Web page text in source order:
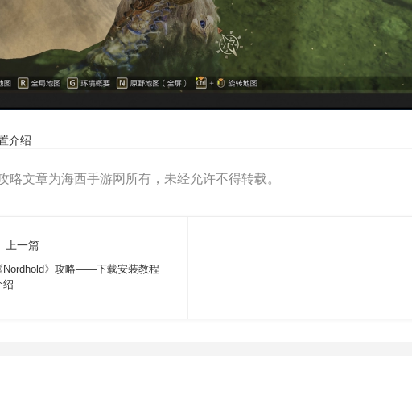
介绍
略文章为海西手游网所有，未经允许不得转载。
上一篇
Nordhold》攻略——下载安装教程
绍